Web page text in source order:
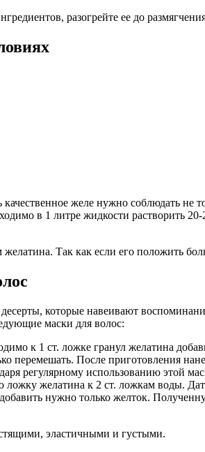
разогрейте ее до
качественное желе нужно соблюдать
в 1 литре жидкости растворить
Так как если его положить
которые навеивают
маски для волос:
к 1 ст. ложке гранул желатина
перемешать. После приготовления
регулярному использованию
желатина к 2 ст. ложкам воды.
нужно только желток.
эластичными и густыми.